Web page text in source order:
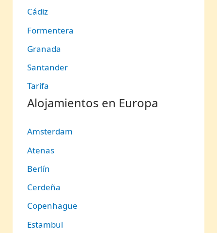
Cádiz
Formentera
Granada
Santander
Tarifa
Alojamientos en Europa
Amsterdam
Atenas
Berlín
Cerdeña
Copenhague
Estambul